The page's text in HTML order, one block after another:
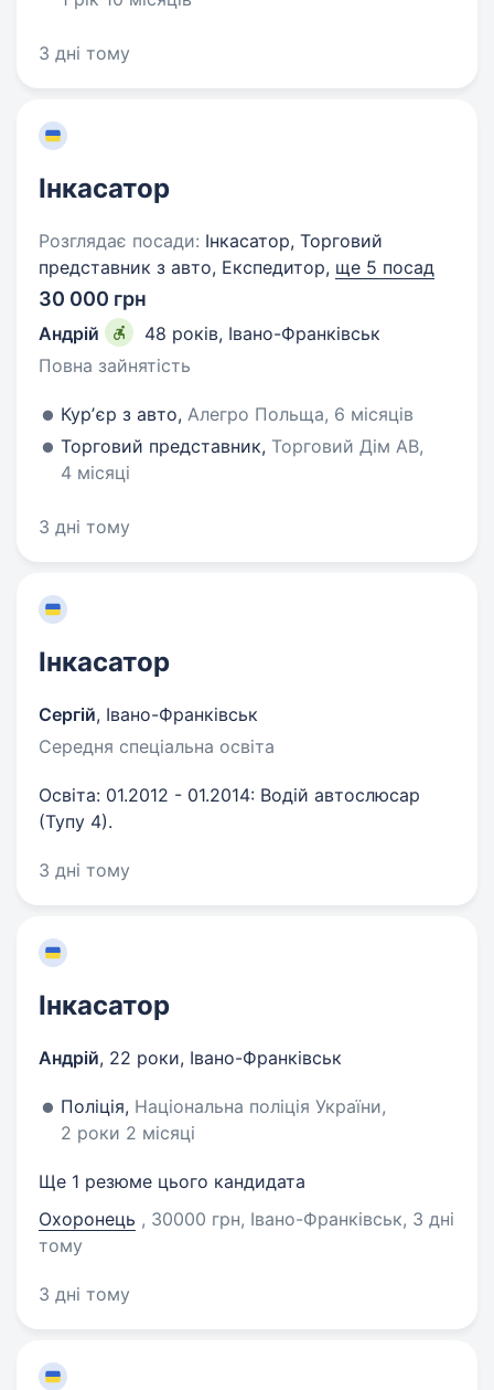
3 дні тому
Інкасатор
Розглядає посади: Інкасатор, Торговий
представник з авто, Експедитор, ще 5 посад
30 000 грн
Андрій 48 років, Івано-Франківськ
Повна зайнятість
Курʼєр з авто, Алегро Польща, 6 місяців
Торговий представник, Торговий Дім АВ,
4 місяці
3 дні тому
Інкасатор
Сергій, Івано-Франківськ
Середня спеціальна освіта
Освіта: 01.2012 - 01.2014: Водій автослюсар
(Тупу 4).
3 дні тому
Інкасатор
Андрій, 22 роки, Івано-Франківськ
Поліція, Національна поліція України,
2 роки 2 місяці
Ще 1 резюме цього кандидата
Охоронець , 30000 грн, Івано-Франківськ, 3 дні
тому
3 дні тому